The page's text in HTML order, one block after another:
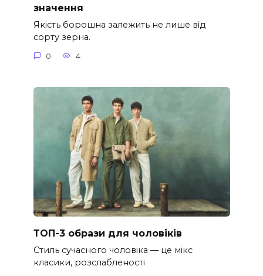
значення
Якість борошна залежить не лише від
сорту зерна.
0 4
ТОП-3 образи для чоловіків
Стиль сучасного чоловіка — це мікс
класики, розслабленості